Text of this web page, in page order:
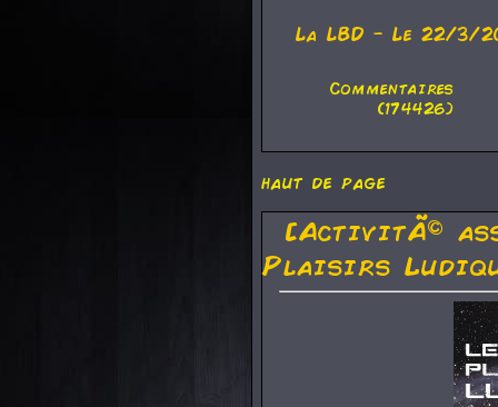
La LBD - Le 22/3/
Commentaires
(174426)
haut de page
[ActivitÃ©
Plaisirs